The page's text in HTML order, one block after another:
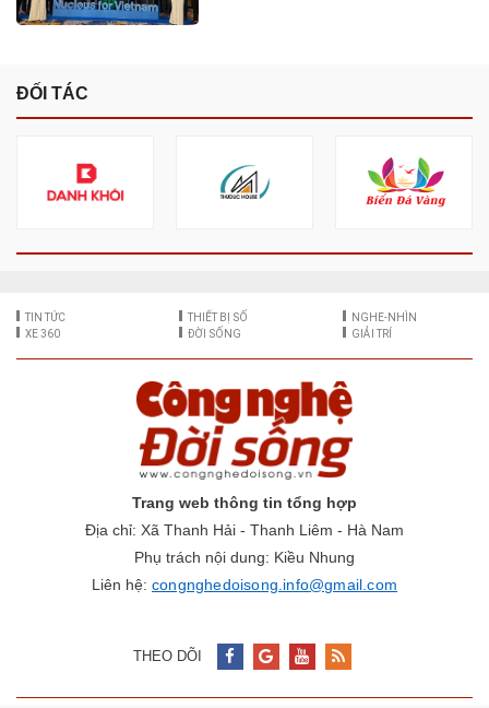
ĐỐI TÁC
TIN TỨC THIẾT BỊ SỐ
NGHE-NHÌN
XE 360
ĐỜI SỐNG GIẢI TRÍ
Trang web thông tin tổng hợp
Địa chỉ: Xã Thanh Hải - Thanh Liêm - Hà Nam
Phụ trách nội dung: Kiều Nhung
Liên hệ: congnghedoisong.info@gmail.com
THEO DÕI